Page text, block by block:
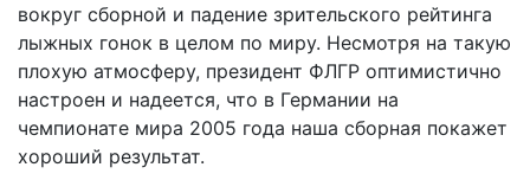
вокруг сборной и падение зрительского рейтинга
лыжных гонок в целом по миру. Несмотря на такую
плохую атмосферу, президент ФЛГР оптимистично
настроен и надеется, что в Германии на
чемпионате мира 2005 года наша сборная покажет
хороший результат.